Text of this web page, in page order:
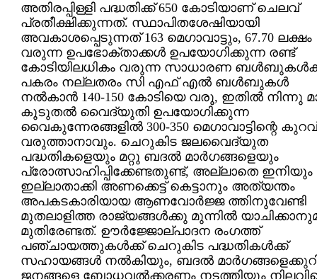
അതിരപ്പിള്ളി പദ്ധതിക്ക് 650 കോടിയാണ് ചെലവ്
പ്രതീക്ഷിക്കുന്നത്. സ്ഥാപിതശേഷിയായി
അവകാശപ്പെടുന്നത് 163 മെഗാവാട്ടും, 67.70 ലക്ഷം
വരുന്ന ഉപഭോക്താക്കള്‍ ഉപയോഗിക്കുന്ന രണ്ട്
കോടിയിലധികം വരുന്ന സാധാരണ
പകരം നല്ലതരം സി എഫ് എല്‍ ബള്‍ബുകള്‍
നല്‍കാന്‍ 140-150 കോടിയെ വരൂ, ഇതില്‍ നിന്നു
കൂടുതല്‍ വൈദ്യുതി ഉപയോഗിക്കുന്ന
വൈകുന്നേരങ്ങളില്‍ 300-350 മെഗാവാട്ടിന്റെ കുറവ്
വരുത്താനാവും. ചെറുകിട ജലവൈദ്യുത
പദ്ധതികളെയും മറ്റു ബദല്‍ മാര്‍ഗങ്ങളെയും
പ്രോത്സാഹിപ്പിക്കേണ്ടതുണ്ട്, അല്ലാതെ ഇനിയും
ഇല്ലാതാക്കി അണക്കെട്ട് കെട്ടാനും അത്യന്തം
അപകടകാരിയായ ആണവോര്‍ജ്ജ ത്തിനുവേണ്ടി
മുതലാളിത്ത രാജ്യങ്ങള്‍ക്കു മുന്നില്‍
മുതിരേണ്ടത്. ഊര്‍ജ്ജോല്പാദന രംഗത്ത്
പഞ്ചായത്തുകള്‍ക്ക് ചെറുകിട പദ്ധതികള്‍ക്ക്
സഹായങ്ങള്‍ നല്‍കിയും, ബദല്‍
ജനങ്ങളെ ബോധവല്‍ക്കരണം നടത്തിയും